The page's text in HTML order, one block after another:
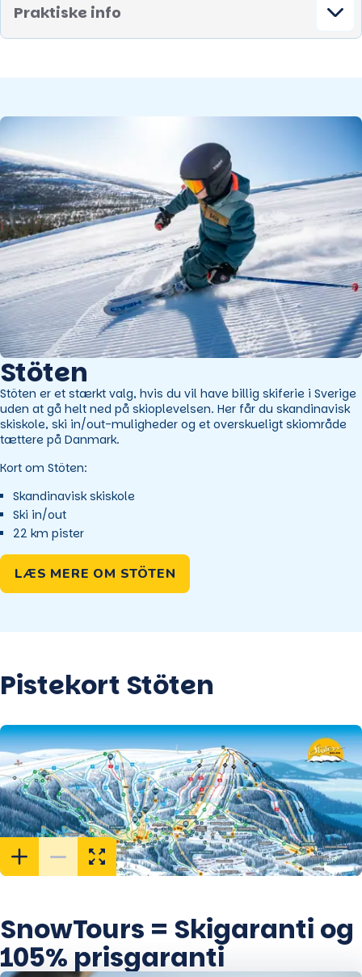
Praktiske info
Stöten
Stöten er et stærkt valg, hvis du vil have billig skiferie i Sverige
uden at gå helt ned på skioplevelsen. Her får du skandinavisk
skiskole, ski in/out-muligheder og et overskueligt skiområde
tættere på Danmark.
Kort om Stöten:
Skandinavisk skiskole
Ski in/out
22 km pister
LÆS MERE OM STÖTEN
Pistekort Stöten
SnowTours = Skigaranti og
105% prisgaranti